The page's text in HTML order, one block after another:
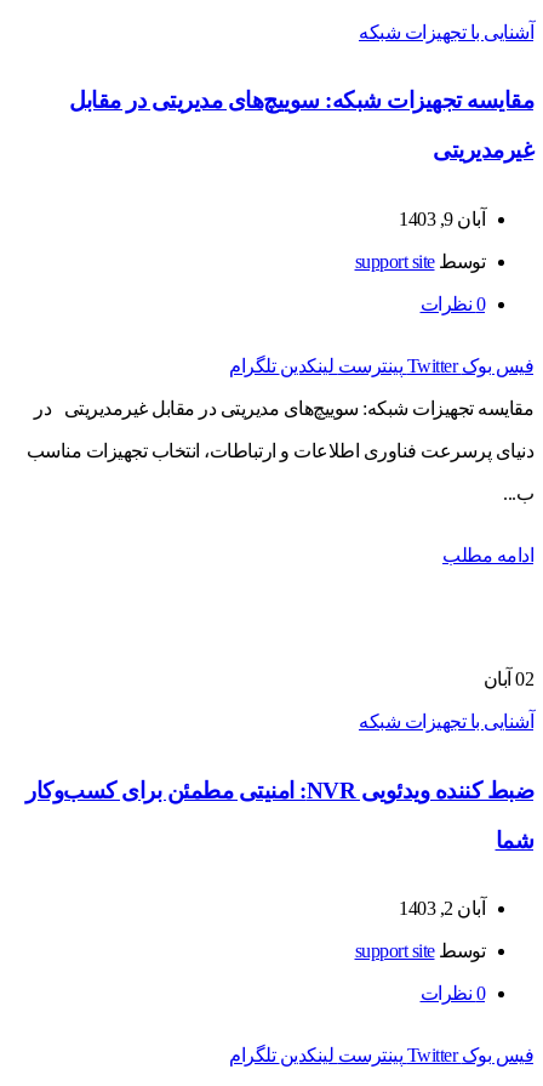
آشنایی با تجهیزات شبکه
مقایسه تجهیزات شبکه: سوییچ‌های مدیریتی در مقابل
غیرمدیریتی
آبان 9, 1403
توسطsupport site
0 نظرات
فیس بوک Twitter پینترست لینکدین تلگرام
مقایسه تجهیزات شبکه: سوییچ‌های مدیریتی در مقابل غیرمدیریتی در
دنیای پرسرعت فناوری اطلاعات و ارتباطات، انتخاب تجهیزات مناسب
ب...
ادامه مطلب
02 آبان
آشنایی با تجهیزات شبکه
ضبط کننده ویدئویی NVR: امنیتی مطمئن برای کسب‌وکار
شما
آبان 2, 1403
توسطsupport site
0 نظرات
فیس بوک Twitter پینترست لینکدین تلگرام